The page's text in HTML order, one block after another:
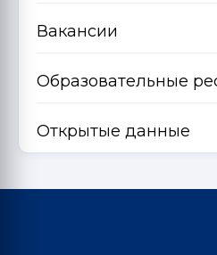
Вакансии
Образовательные
Открытые данные